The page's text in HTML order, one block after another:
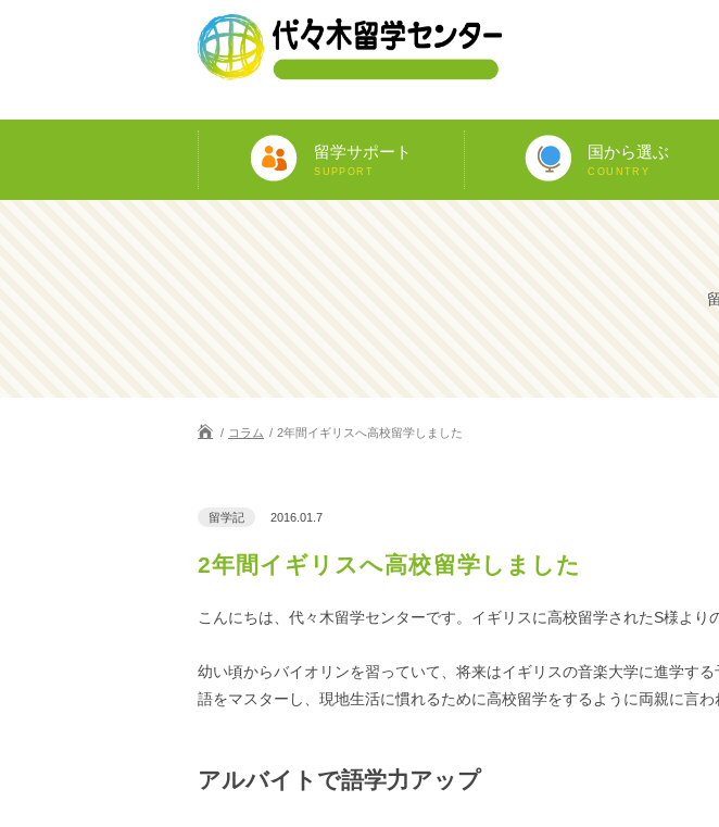
留学サポート
SUPPORT
国から選ぶ
COUNTRY
アメリカ
カナダ
オーストラリア
ニュージーランド
イギリス
アイルランド
マルタ
イタリア
スペイン
フランス
ドイツ
南アフリカ
コラム 2年間イギリスへ高校留学しました
留学記 2016.01.7
2年間イギリスへ高校留学しました
こんにちは、代々木留学センターです。イギリスに高校留学されたS様より
幼い頃からバイオリンを習っていて、将来はイギリスの音楽大学に進学す
語をマスターし、現地生活に慣れるために高校留学をするように両親に言わ
アルバイトで語学力アップ